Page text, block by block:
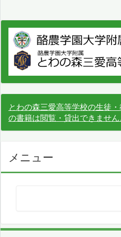
とわの森三愛高等学校の生徒
の書籍は閲覧・貸出できません
メニュー